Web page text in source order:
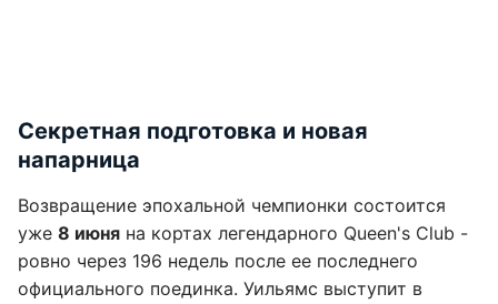
Секретная подготовка и новая
напарница
Возвращение эпохальной чемпионки состоится
уже 8 июня на кортах легендарного Queen's Club -
ровно через 196 недель после ее последнего
официального поединка. Уильямс выступит в